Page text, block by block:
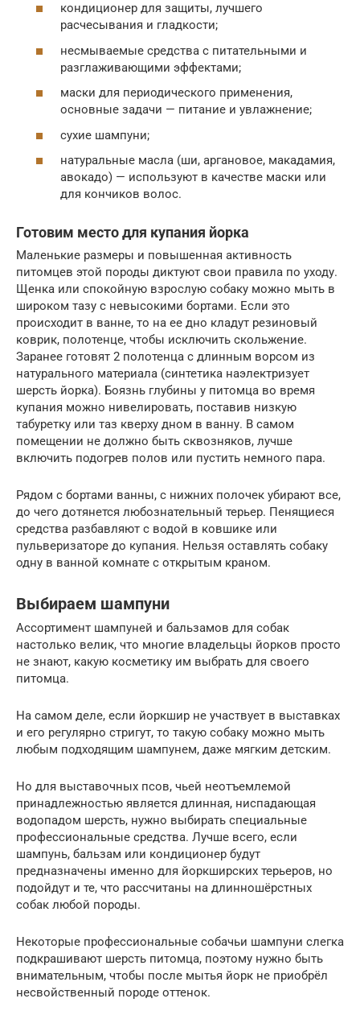
кондиционер для защиты, лучшего
расчесывания и гладкости;
несмываемые средства с питательными и
разглаживающими эффектами;
маски для периодического применения,
основные задачи — питание и увлажнение;
сухие шампуни;
натуральные масла (ши, аргановое, макадамия,
авокадо) — используют в качестве маски или
для кончиков волос.
Готовим место для купания йорка
Маленькие размеры и повышенная активность
питомцев этой породы диктуют свои правила по уходу.
Щенка или спокойную взрослую собаку можно мыть в
широком тазу с невысокими бортами. Если это
происходит в ванне, то на ее дно кладут резиновый
коврик, полотенце, чтобы исключить скольжение.
Заранее готовят 2 полотенца с длинным ворсом из
натурального материала (синтетика наэлектризует
шерсть йорка). Боязнь глубины у питомца во время
купания можно нивелировать, поставив низкую
табуретку или таз кверху дном в ванну. В самом
помещении не должно быть сквозняков, лучше
включить подогрев полов или пустить немного пара.
Рядом с бортами ванны, с нижних полочек убирают все,
до чего дотянется любознательный терьер. Пенящиеся
средства разбавляют с водой в ковшике или
пульверизаторе до купания. Нельзя оставлять собаку
одну в ванной комнате с открытым краном.
Выбираем шампуни
Ассортимент шампуней и бальзамов для собак
настолько велик, что многие владельцы йорков просто
не знают, какую косметику им выбрать для своего
питомца.
На самом деле, если йоркшир не участвует в выставках
и его регулярно стригут, то такую собаку можно мыть
любым подходящим шампунем, даже мягким детским.
Но для выставочных псов, чьей неотъемлемой
принадлежностью является длинная, ниспадающая
водопадом шерсть, нужно выбирать специальные
профессиональные средства. Лучше всего, если
шампунь, бальзам или кондиционер будут
предназначены именно для йоркширских терьеров, но
подойдут и те, что рассчитаны на длинношёрстных
собак любой породы.
Некоторые профессиональные собачьи шампуни слегка
подкрашивают шерсть питомца, поэтому нужно быть
внимательным, чтобы после мытья йорк не приобрёл
несвойственный породе оттенок.